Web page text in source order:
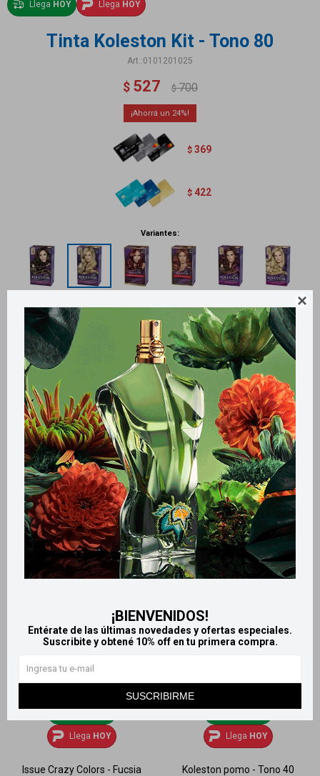

¡BIENVENIDOS!
Entérate de las últimas novedades y ofertas especiales.
Suscribite y obtené 10% off en tu primera compra.
SUSCRIBIRME
Llega HOY Llega HOY
Tinta Koleston Kit - Tono 80
0101201025
$ 527 $ 700
24
$ 369
$ 422
Variantes:
Métodos y costos de envío
Retiros gratuitos en tiendas
Productos que te pueden interesar
Llega HOY
Issue Crazy Colors - Fucsia
Llega HOY
Koleston pomo - Tono 40